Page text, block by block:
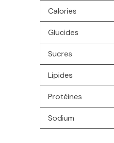
Calories
Glucides
Sucres
Lipides
Protéines
Sodium